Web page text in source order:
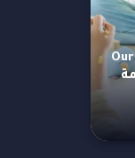
مشاهدة مسلسل عالمنا Our